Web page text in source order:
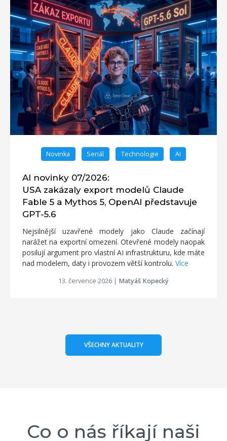
Novinka Seriál Technologie AI
AI novinky 07/2026:
USA zakázaly export modelů Claude
Fable 5 a Mythos 5, OpenAI představuje
GPT-5.6
Nejsilnější uzavřené modely jako Claude začínají
narážet na exportní omezení. Otevřené modely naopak
posilují argument pro vlastní AI infrastrukturu, kde máte
nad modelem, daty i provozem větší kontrolu. Více
13. července 2026 | Matyáš Kopecký
VŠECHNY AKTUALITY
Co o nás říkají naši